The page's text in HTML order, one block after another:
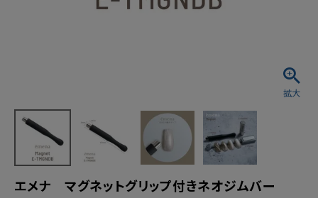
エメナ マグネットグリップ付きネオジムバー